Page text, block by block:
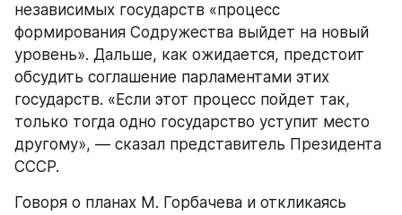
независимых государств «процесс
формирования Содружества выйдет на новый
уровень». Дальше, как ожидается, предстоит
обсудить соглашение парламентами этих
государств. «Если этот процесс пойдет так,
только тогда одно государство уступит место
другому», — сказал представитель Президента
СССР.
Говоря о планах М. Горбачева и откликаясь